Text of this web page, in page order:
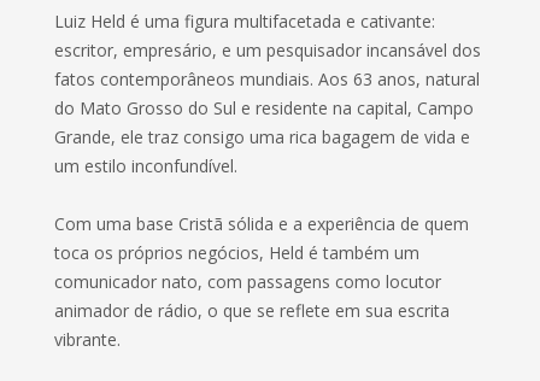
Luiz Held é uma figura multifacetada e cativante:
escritor, empresário, e um pesquisador incansável dos
fatos contemporâneos mundiais. Aos 63 anos, natural
do Mato Grosso do Sul e residente na capital, Campo
Grande, ele traz consigo uma rica bagagem de vida e
um estilo inconfundível.
Com uma base Cristã sólida e a experiência de quem
toca os próprios negócios, Held é também um
comunicador nato, com passagens como locutor
animador de rádio, o que se reflete em sua escrita
vibrante.